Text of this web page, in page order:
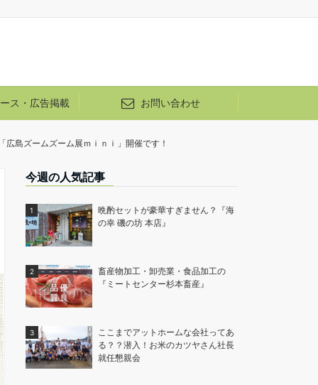
ス・広告掲載 お問い合わせ
島ズームズーム展ｍｉｎｉ」開催です！
今週の人気記事
晩酌セットが豪華すぎません？『海
の幸 磯の坊 本店』
畜産物加工・卸売業・食品加工の
『ミートセンター杉本畜産』
ここまでアットホームな会社ってあ
る？？潜入！お米のカツヤさん社長
就任懇親会